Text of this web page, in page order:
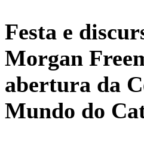
Festa e
Morgan
abertura da
Mundo do